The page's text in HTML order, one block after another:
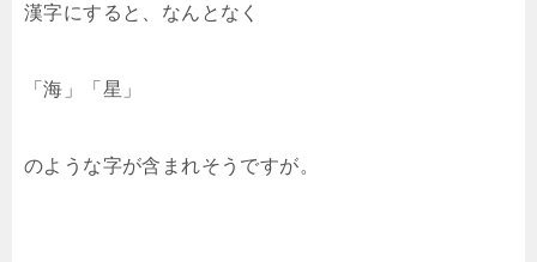
漢字にすると、なんとなく
「海」「星」
のような字が含まれそうですが。